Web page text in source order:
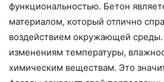
функциональностью. Бетон
материалом, который отлично
воздействием окружающей
изменениям температуры,
химическим веществам. Это